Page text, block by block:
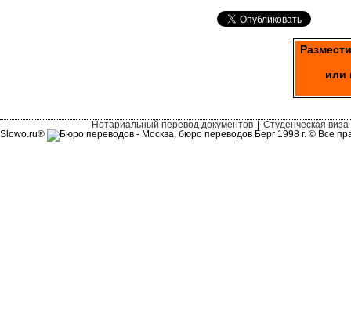
или
Нотариальный перевод документов | Студенческая виза
Slowo.ru®
1998 г. © Все